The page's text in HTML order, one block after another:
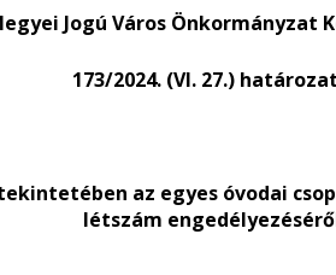
Jogú Város Önkormányzat
173/2024. (VI. 27.)
tekintetében az egyes óvodai
létszám